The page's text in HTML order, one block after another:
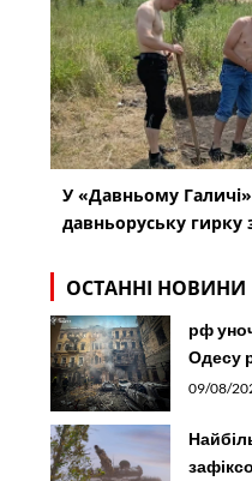
У «Давньому
давньоруську гирку
ОСТАННІ НОВИНИ
рф
Одесу
09/08/